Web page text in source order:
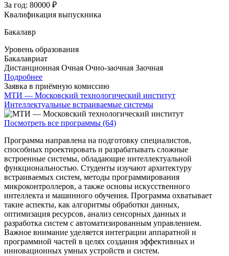
За год: 80000 ₽
Квалификация выпускника
Бакалавр
Уровень образования
Бакалавриат
Дистанционная Очная Очно-заочная Заочная
Подробнее
Заявка в приёмную комиссию
МТИ — Московский технологический институт
Интеллектуальные встраиваемые системы
Посмотреть все программы (64)
Программа направлена на подготовку специалистов,
способных проектировать и разрабатывать сложные
встроенные системы, обладающие интеллектуальной
функциональностью. Студенты изучают архитектуру
встраиваемых систем, методы программирования
микроконтроллеров, а также основы искусственного
интеллекта и машинного обучения. Программа охватывает
такие аспекты, как алгоритмы обработки данных,
оптимизация ресурсов, анализ сенсорных данных и
разработка систем с автоматизированным управлением.
Важное внимание уделяется интеграции аппаратной и
программной частей в целях создания эффективных и
инновационных умных устройств и систем.